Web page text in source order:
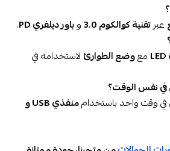
عبرتقنية كوالكوم 3.0 وباور ديلفري PD
.
معوضع الطوارئ لاستخدامه في
نفس الوقت؟
وقت واحد باستخدام
منفذي USB و